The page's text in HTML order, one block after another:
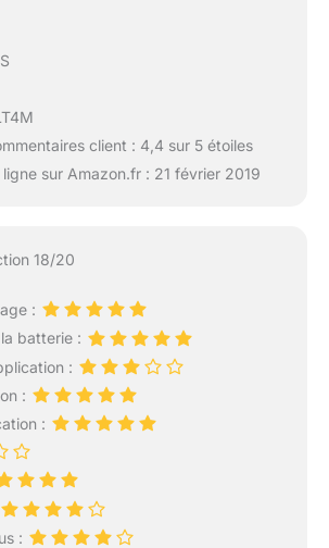
client : 4,4 sur 5 étoiles
sur Amazon.fr : 21 février 2019
18/20
:
batterie :
:
:
:
: